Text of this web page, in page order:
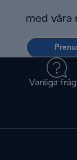
med våra
Vanliga